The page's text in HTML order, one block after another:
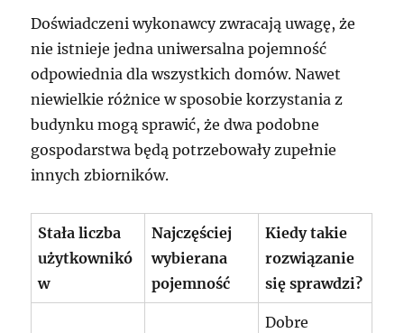
Doświadczeni wykonawcy zwracają uwagę, że
nie istnieje jedna uniwersalna pojemność
odpowiednia dla wszystkich domów. Nawet
niewielkie różnice w sposobie korzystania z
budynku mogą sprawić, że dwa podobne
gospodarstwa będą potrzebowały zupełnie
innych zbiorników.
Stała liczba
użytkownikó
w
Najczęściej
wybierana
pojemność
Kiedy takie
rozwiązanie
się sprawdzi?
Dobre